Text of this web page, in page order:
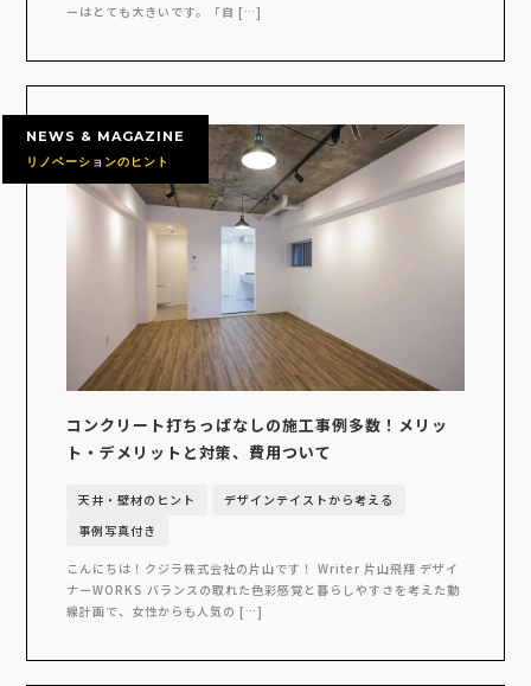
ーはとても大きいです。「自 […]
NEWS & MAGAZINE
リノベーションのヒント
コンクリート打ちっぱなしの施工事例多数！メリッ
ト・デメリットと対策、費用ついて
天井・壁材のヒント
デザインテイストから考える
事例写真付き
こんにちは！クジラ株式会社の片山です！ Writer 片山飛翔 デザイ
ナーWORKS バランスの取れた色彩感覚と暮らしやすさを考えた動
線計画で、女性からも人気の […]